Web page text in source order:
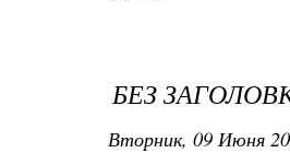
БЕЗ
Вторник, 09 Июня